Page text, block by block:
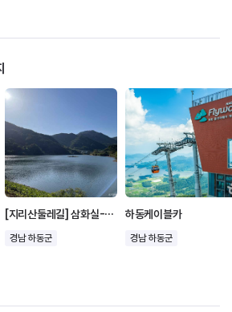
[지리산둘레길] 삼화실-대축
경남 하동군
하동케이블카
경남 하동군